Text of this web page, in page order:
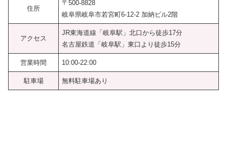
住所
〒500-8828
岐阜県岐阜市若宮町6-12-2 加納ビル2階
アクセス
JR東海道線「岐阜駅」北口から徒歩17分
名古屋鉄道「岐阜駅」東口より徒歩15分
営業時間 10:00-22:00
駐車場 無料駐車場あり